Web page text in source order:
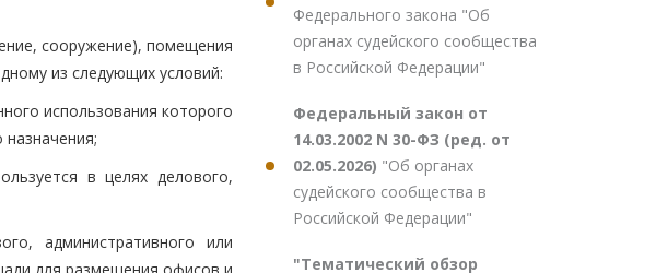
сооружение), помещения
из следующих условий:
использования которого
в целях делового,
административного или
Федерального закона "Об
органах судейского сообщества
в Российской Федерации"
Федеральный закон от
14.03.2002 N 30-ФЗ (ред. от
02.05.2026) "Об органах
судейского сообщества в
Российской Федерации"
"Тематический обзор